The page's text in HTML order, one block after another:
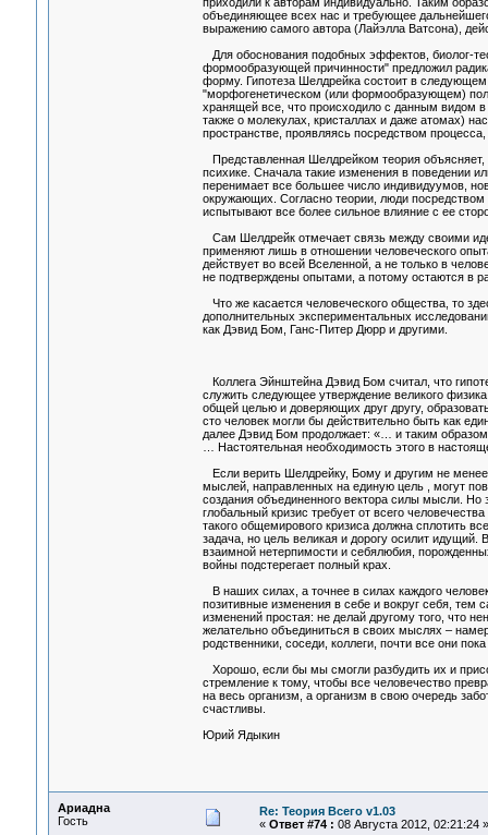
объединяющее всех нас и требующее
выражению самого автора (Лайэлла Ватсона),
Для обоснования подобных эффектов, биолог-
формообразующей причинности" предложил
форму. Гипотеза Шелдрейка состоит в
"морфогенетическом (или формообразующем)
хранящей все, что происходило с данным видом в
также о молекулах, кристаллах и даже атомах)
пространстве, проявляясь посредством
Представленная Шелдрейком теория объясняет,
психике. Сначала такие изменения в поведении
перенимает все большее число индивидуумов,
окружающих. Согласно теории, люди
испытывают все более сильное влияние с ее
Сам Шелдрейк отмечает связь между своими
применяют лишь в отношении человеческого
действует во всей Вселенной, а не только в
не подтверждены опытами, а потому остаются в
Что же касается человеческого общества, то
дополнительных экспериментальных
как Дэвид Бом, Ганс-Питер Дюрр и другими.
Коллега Эйнштейна Дэвид Бом считал, что
служить следующее утверждение великого
общей целью и доверяющих друг другу,
сто человек могли бы действительно быть как
далее Дэвид Бом продолжает: «… и таким
… Настоятельная необходимость этого в
Если верить Шелдрейку, Бому и другим не
мыслей, направленных на единую цель , могут
создания объединенного вектора силы мысли. Но
глобальный кризис требует от всего
такого общемирового кризиса должна сплотить
задача, но цель великая и дорогу осилит
взаимной нетерпимости и себялюбия,
войны подстерегает полный крах.
В наших силах, а точнее в силах каждого
позитивные изменения в себе и вокруг себя,
изменений простая: не делай другому того, что
желательно объединиться в своих мыслях –
родственники, соседи, коллеги, почти все они
Хорошо, если бы мы смогли разбудить их и
стремление к тому, чтобы все человечество
на весь организм, а организм в свою очередь
счастливы.
Юрий Ядыкин
Ариадна
Гость
Re: Теория Всего v1.03
« Ответ #74 : 08 Августа 2012, 02:21:24 »